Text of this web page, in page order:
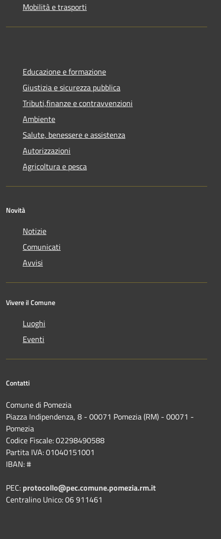
Mobilità e trasporti
Educazione e formazione
Giustizia e sicurezza pubblica
Tributi,finanze e contravvenzioni
Ambiente
Salute, benessere e assistenza
Autorizzazioni
Agricoltura e pesca
Novità
Notizie
Comunicati
Avvisi
Vivere il Comune
Luoghi
Eventi
Contatti
Comune di Pomezia
Piazza Indipendenza, 8 - 00071 Pomezia (RM) - 00071 -
Pomezia
Codice Fiscale: 02298490588
Partita IVA: 01040151001
IBAN: #
PEC: protocollo@pec.comune.pomezia.rm.it
Centralino Unico: 06 911461